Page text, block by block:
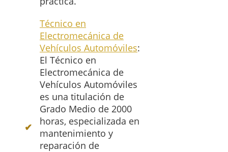
Técnico en
Electromecánica de
Vehículos Automóviles:
El Técnico en
Electromecánica de
Vehículos Automóviles
es una titulación de
Grado Medio de 2000
horas, especializada en
mantenimiento y
reparación de